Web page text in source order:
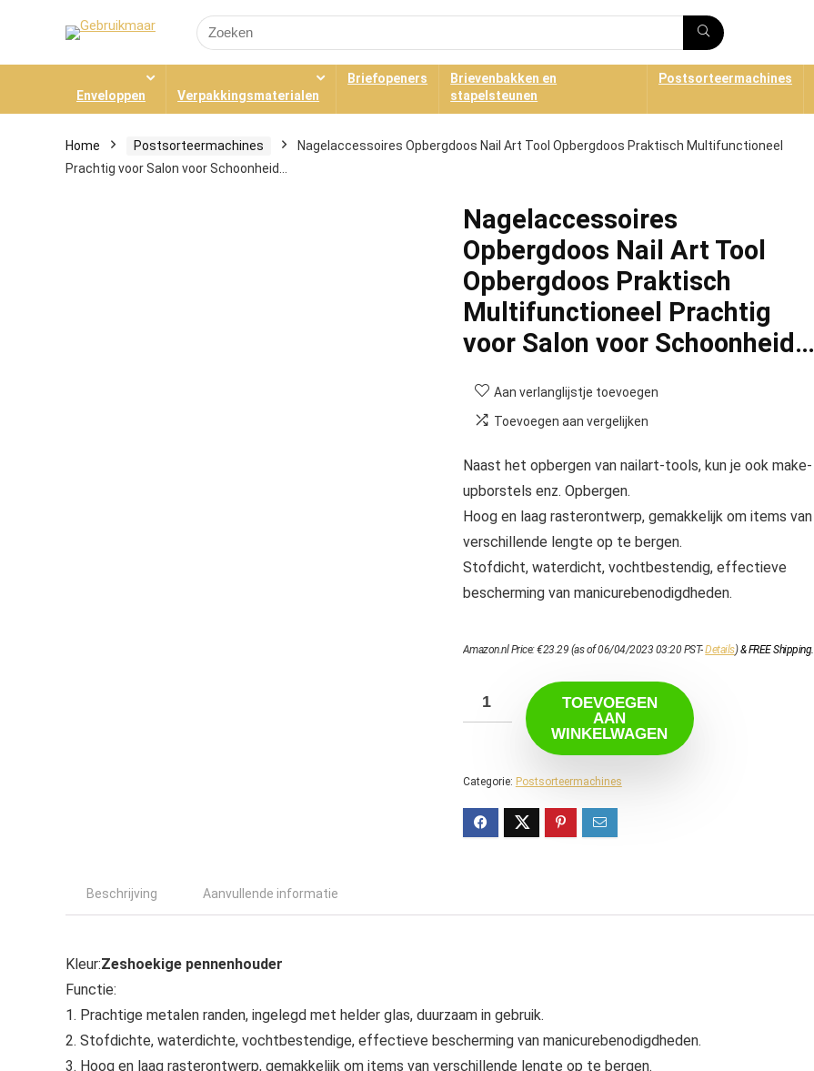
Search
for:
Enveloppen Verpakkingsmaterialen
Briefopeners
Brievenbakken en
stapelsteunen
Postsorteermachines
Home Postsorteermachines
Nagelaccessoires Opbergdoos Nail Art Tool Opbergdoos Praktisch Multifunctioneel
Prachtig voor Salon voor Schoonheid…
Nagelaccessoires
Opbergdoos Nail Art Tool
Opbergdoos Praktisch
Multifunctioneel Prachtig
voor Salon voor Schoonheid…
Aan verlanglijstje toevoegen
Toevoegen aan vergelijken
Naast het opbergen van nailart-tools, kun je ook make-
upborstels enz. Opbergen.
Hoog en laag rasterontwerp, gemakkelijk om items van
verschillende lengte op te bergen.
Stofdicht, waterdicht, vochtbestendig, effectieve
bescherming van manicurebenodigdheden.
Amazon.nl Price:€23.29 (as of 06/04/2023 03:20 PST-Details)&FREE Shipping.
TOEVOEGEN
AAN
WINKELWAGEN
Categorie: Postsorteermachines
Beschrijving Aanvullende informatie
Kleur:Zeshoekige pennenhouder
Functie:
1. Prachtige metalen randen, ingelegd met helder glas, duurzaam in gebruik.
2. Stofdichte, waterdichte, vochtbestendige, effectieve bescherming van manicurebenodigdheden.
3. Hoog en laag rasterontwerp, gemakkelijk om items van verschillende lengte op te bergen.